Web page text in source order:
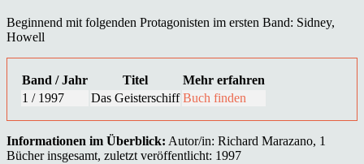
Beginnend mit folgenden Protagonisten im ersten Band: Sidney,
Howell
Band / Jahr Titel
Mehr erfahren
1 / 1997
Das Geisterschiff Buch finden
Informationen im Überblick: Autor/in: Richard Marazano, 1
Bücher insgesamt, zuletzt veröffentlicht: 1997